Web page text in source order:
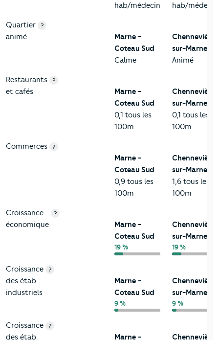
hab/médecin
hab/médecin
Quartier
animé
?
Marne -
Coteau Sud
Calme
sur-Marne
Animé
Restaurants
et cafés
?
Marne -
Coteau Sud
0,1 tous les
100m
sur-Marne
0,1 tous les
100m
Commerces ?
Marne -
Coteau Sud
0,9 tous les
100m
sur-Marne
1,6 tous les
100m
Croissance
économique
?
Marne -
Coteau Sud
19 %
sur-Marne
19 %
Croissance
des étab.
industriels
?
Marne -
Coteau Sud
9 %
sur-Marne
9 %
Croissance
des étab.
?
Marne -